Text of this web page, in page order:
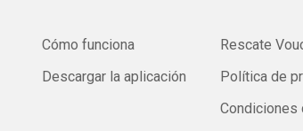
Cómo funciona
Descargar la aplicación
Rescate
Política de
Condiciones